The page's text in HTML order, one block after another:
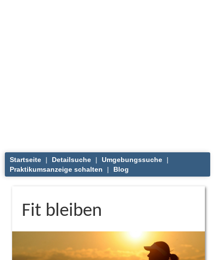
Startseite | Detailsuche | Umgebungssuche
|
Praktikumsanzeige schalten
| Blog
Fit bleiben